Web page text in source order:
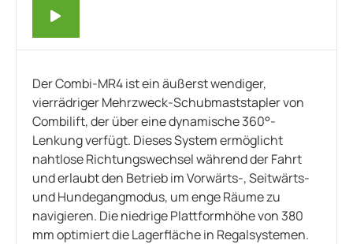
Der Combi-MR4 ist ein äußerst wendiger,
vierrädriger Mehrzweck-Schubmaststapler von
Combilift, der über eine dynamische 360°-
Lenkung verfügt. Dieses System ermöglicht
nahtlose Richtungswechsel während der Fahrt
und erlaubt den Betrieb im Vorwärts-, Seitwärts-
und Hundegangmodus, um enge Räume zu
navigieren. Die niedrige Plattformhöhe von 380
mm optimiert die Lagerfläche in Regalsystemen.